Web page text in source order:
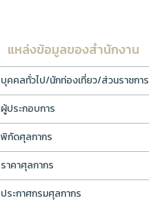
แหล่งข้อมูลของสำนักงาน
บุคคลทั่วไป/นักท่องเที่ยว/ส่วนราชการ
ผู้ประกอบการ
พิกัดศุลกากร
ราคาศุลกากร
ประกาศกรมศุลกากร